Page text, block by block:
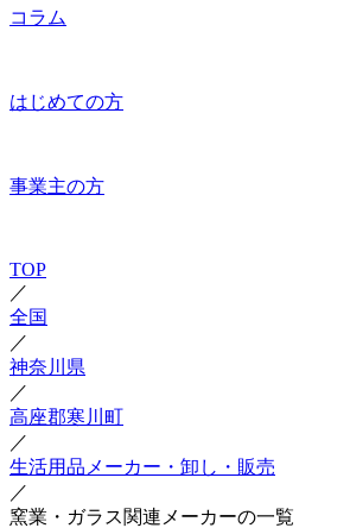
コラム
はじめての方
事業主の方
TOP
／
全国
／
神奈川県
／
高座郡寒川町
／
生活用品メーカー・卸し・販売
／
窯業・ガラス関連メーカーの一覧